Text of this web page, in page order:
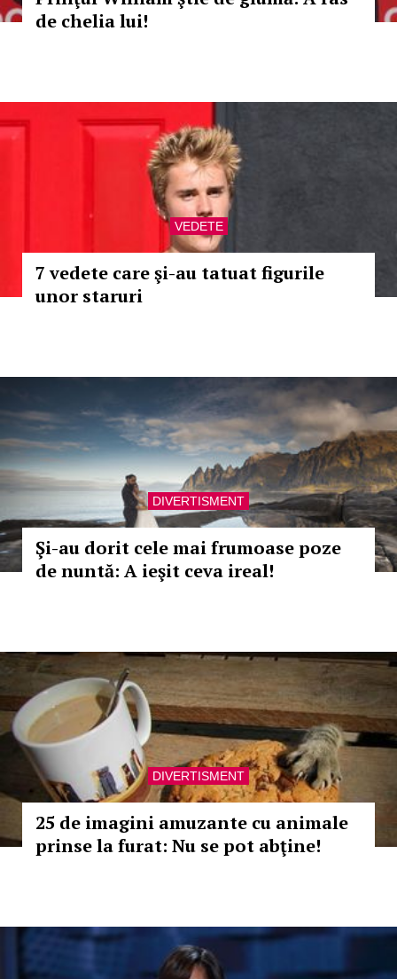
de chelia lui!
VEDETE
7 vedete care şi-au tatuat figurile
unor staruri
DIVERTISMENT
Şi-au dorit cele mai frumoase poze
de nuntă: A ieşit ceva ireal!
DIVERTISMENT
25 de imagini amuzante cu animale
prinse la furat: Nu se pot abţine!